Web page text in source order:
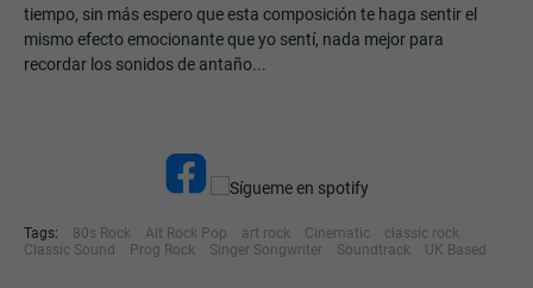
tiempo, sin más espero que esta composición te haga sentir el
mismo efecto emocionante que yo sentí, nada mejor para
recordar los sonidos de antaño...
Tags: 80s Rock Alt Rock Pop art rock Cinematic
classic rock
Classic Sound
Prog Rock Singer Songwriter Soundtrack UK Based